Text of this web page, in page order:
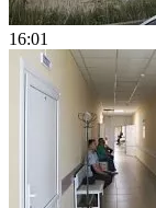
16:01